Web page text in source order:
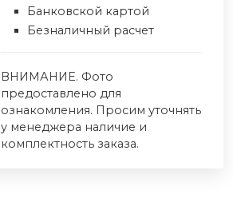
Банковской картой
Безналичный расчет
ВНИМАНИЕ. Фото
предоставлено для
ознакомления. Просим уточнять
у менеджера наличие и
комплектность заказа.